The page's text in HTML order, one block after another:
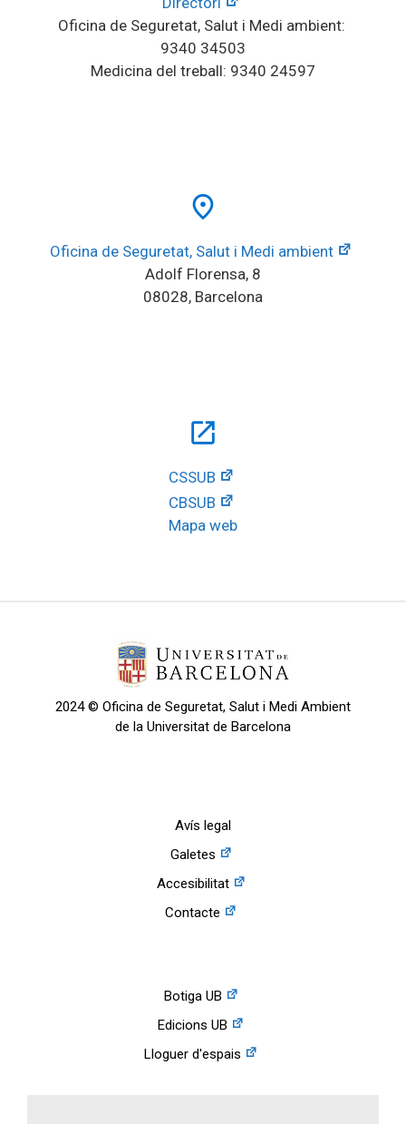
Oficina de Seguretat, Salut i Medi ambient:
9340 34503
Medicina del treball: 9340 24597
place
Oficina de Seguretat, Salut i Medi ambient
Adolf Florensa, 8
08028, Barcelona
open_in_new
CSSUB
CBSUB
Mapa web
2024 © Oficina de Seguretat, Salut i Medi Ambient
de la Universitat de Barcelona
Avís legal
Galetes
Accesibilitat
Contacte
Botiga UB
Edicions UB
Lloguer d'espais